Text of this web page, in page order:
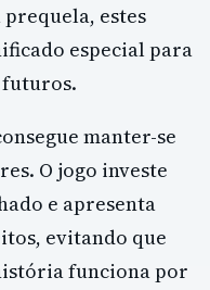
estes
especial para
futuros.
manter-se
O jogo investe
e apresenta
evitando que
funciona por